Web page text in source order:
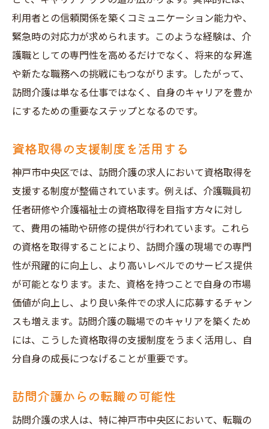
利用者との信頼関係を築くコミュニケーション能力や、
緊急時の対応力が求められます。このような経験は、介
護職としての専門性を高めるだけでなく、将来的な昇進
や新たな職務への挑戦にもつながります。したがって、
訪問介護は単なる仕事ではなく、自身のキャリアを豊か
にするための重要なステップとなるのです。
資格取得の支援制度を活用する
神戸市中央区では、訪問介護の求人において資格取得を
支援する制度が整備されています。例えば、介護職員初
任者研修や介護福祉士の資格取得を目指す方々に対し
て、費用の補助や研修の提供が行われています。これら
の資格を取得することにより、訪問介護の現場での専門
性が飛躍的に向上し、より高いレベルでのサービス提供
が可能となります。また、資格を持つことで自身の市場
価値が向上し、より良い条件での求人に応募するチャン
スも増えます。訪問介護の職場でのキャリアを築くため
には、こうした資格取得の支援制度をうまく活用し、自
分自身の成長につなげることが重要です。
訪問介護からの転職の可能性
訪問介護の求人は、特に神戸市中央区において、転職の